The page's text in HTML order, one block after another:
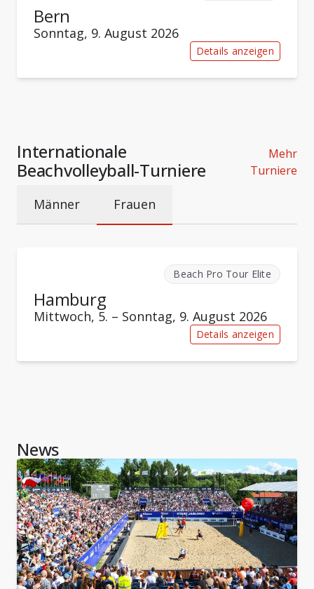
Bern
Sonntag, 9. August 2026
Details anzeigen
Internationale
Beachvolleyball-Turniere
Mehr
Turniere
Männer Frauen
Beach Pro Tour Elite
Hamburg
Mittwoch, 5. – Sonntag, 9. August 2026
Details anzeigen
News